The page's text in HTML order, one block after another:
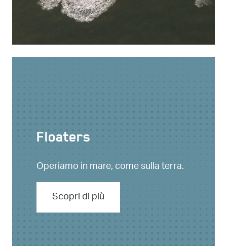
Floaters
Operiamo in mare, come sulla terra.
Scopri di più